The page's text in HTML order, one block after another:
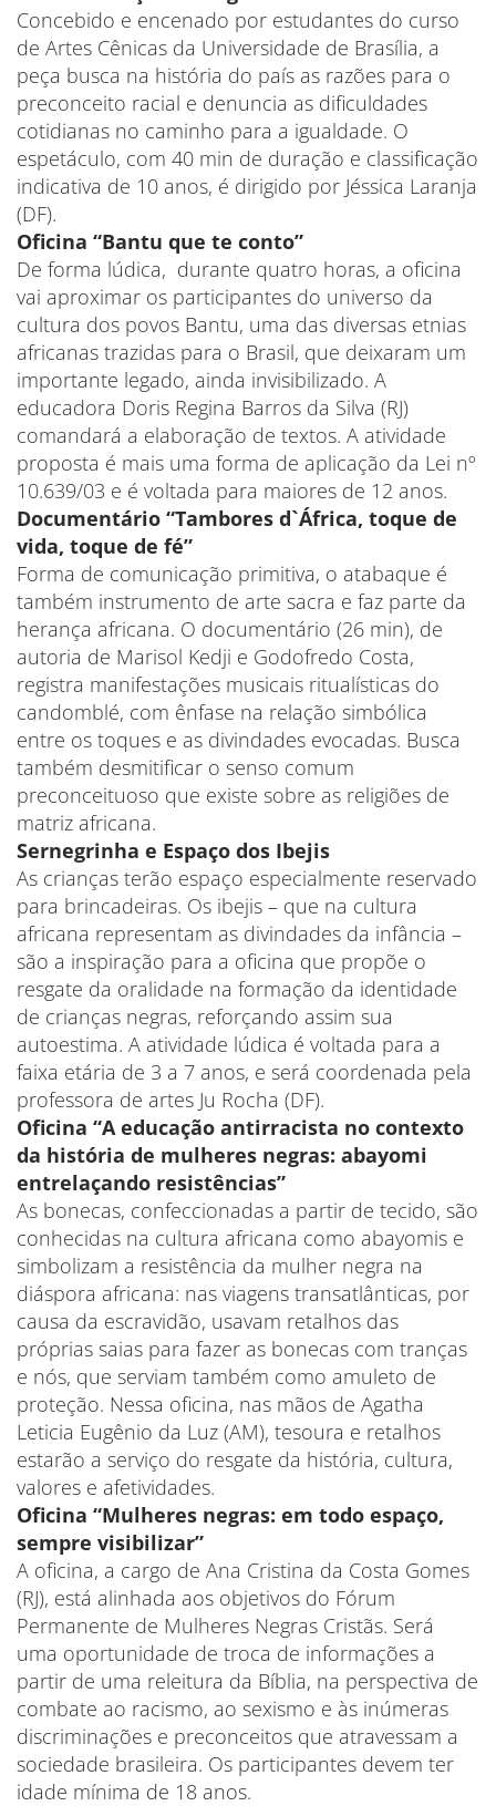
Concebido e encenado por estudantes do curso
de Artes Cênicas da Universidade de Brasília, a
peça busca na história do país as razões para o
preconceito racial e denuncia as dificuldades
cotidianas no caminho para a igualdade. O
espetáculo, com 40 min de duração e classificação
indicativa de 10 anos, é dirigido por Jéssica Laranja
(DF).
Oficina “Bantu que te conto”
De forma lúdica, durante quatro horas, a oficina
vai aproximar os participantes do universo da
cultura dos povos Bantu, uma das diversas etnias
africanas trazidas para o Brasil, que deixaram um
importante legado, ainda invisibilizado. A
educadora Doris Regina Barros da Silva (RJ)
comandará a elaboração de textos. A atividade
proposta é mais uma forma de aplicação da Lei nº
10.639/03 e é voltada para maiores de 12 anos.
Documentário “Tambores d`África, toque de
vida, toque de fé”
Forma de comunicação primitiva, o atabaque é
também instrumento de arte sacra e faz parte da
herança africana. O documentário (26 min), de
autoria de Marisol Kedji e Godofredo Costa,
registra manifestações musicais ritualísticas do
candomblé, com ênfase na relação simbólica
entre os toques e as divindades evocadas. Busca
também desmitificar o senso comum
preconceituoso que existe sobre as religiões de
matriz africana.
​Sernegrinha e Espaço dos Ibejis
As crianças terão espaço especialmente reservado
para brincadeiras. Os ibejis – que na cultura
africana representam as divindades da infância –
são a inspiração para a oficina que propõe o
resgate da oralidade na formação da identidade
de crianças negras, reforçando assim sua
autoestima. A atividade lúdica é voltada para a
faixa etária de 3 a 7 anos, e será coordenada pela
professora de artes Ju Rocha (DF).
Oficina “A educação antirracista no contexto
da história de mulheres negras: abayomi
entrelaçando resistências”
As bonecas, confeccionadas a partir de tecido, são
conhecidas na cultura africana como abayomis e
simbolizam a resistência da mulher negra na
diáspora africana: nas viagens transatlânticas, por
causa da escravidão, usavam retalhos das
próprias saias para fazer as bonecas com tranças
e nós, que serviam também como amuleto de
proteção. Nessa oficina, nas mãos de Agatha
Leticia Eugênio da Luz (AM), tesoura e retalhos
estarão a serviço do resgate da história, cultura,
valores e afetividades.
Oficina “Mulheres negras: em todo espaço,
sempre visibilizar”
A oficina, a cargo de Ana Cristina da Costa Gomes
(RJ), está alinhada aos objetivos do Fórum
Permanente de Mulheres Negras Cristãs. Será
uma oportunidade de troca de informações a
partir de uma releitura da Bíblia, na perspectiva de
combate ao racismo, ao sexismo e às inúmeras
discriminações e preconceitos que atravessam a
sociedade brasileira. Os participantes devem ter
idade mínima de 18 anos.